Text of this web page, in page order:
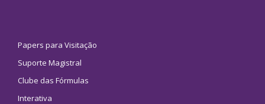
Papers para Visitação
Suporte Magistral
Clube das Fórmulas
Interativa